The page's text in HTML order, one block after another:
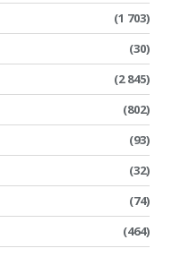
(1 703)
(30)
(2 845)
(802)
(93)
(32)
(74)
(464)